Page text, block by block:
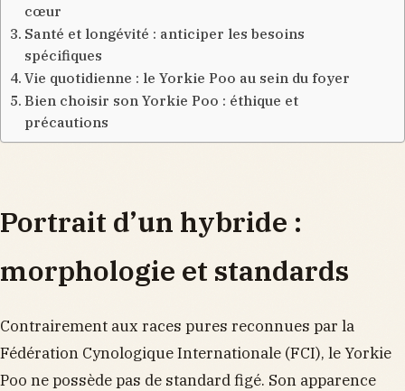
cœur
Santé et longévité : anticiper les besoins
spécifiques
Vie quotidienne : le Yorkie Poo au sein du foyer
Bien choisir son Yorkie Poo : éthique et
précautions
Portrait d’un hybride :
morphologie et standards
Contrairement aux races pures reconnues par la
Fédération Cynologique Internationale (FCI), le Yorkie
Poo ne possède pas de standard figé. Son apparence